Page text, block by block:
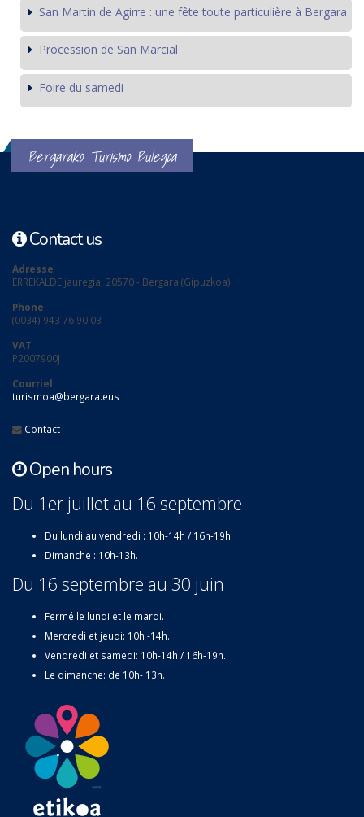
San Martin de Agirre : une fête toute particulière à Bergara
Procession de San Marcial
Foire du samedi
Bergarako Turismo Bulegoa
Contact us
Adresse
ERREKALDE jauregia, 20570 - Bergara (Gipuzkoa)
Phone
(0034) 943 76 90 03
VAT
P2007900J
Courriel
turismoa@bergara.eus
Contact
Open hours
Du 1er juillet au 16 septembre
Du lundi au vendredi : 10h-14h / 16h-19h.
Dimanche : 10h-13h.
Du 16 septembre au 30 juin
Fermé le lundi et le mardi.
Mercredi et jeudi: 10h -14h.
Vendredi et samedi: 10h-14h / 16h-19h.
Le dimanche: de 10h- 13h.